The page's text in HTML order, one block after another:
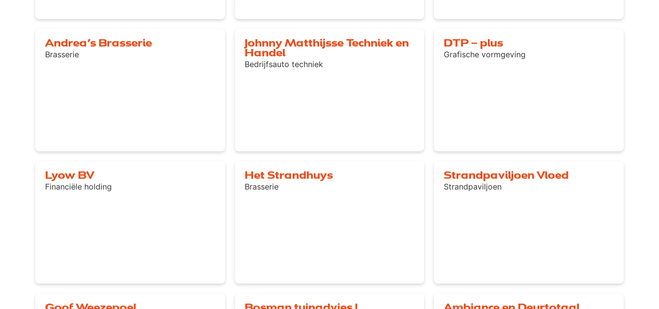
Andrea’s Brasserie
Brasserie
Johnny Matthijsse Techniek en
Handel
Bedrijfsauto techniek
DTP – plus
Grafische vormgeving
Lyow BV
Financiële holding
Het Strandhuys
Brasserie
Strandpaviljoen Vloed
Strandpaviljoen